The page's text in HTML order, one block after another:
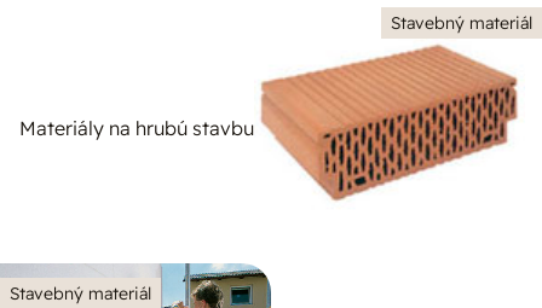
Stavebný materiál
Materiály na hrubú stavbu
Stavebný materiál